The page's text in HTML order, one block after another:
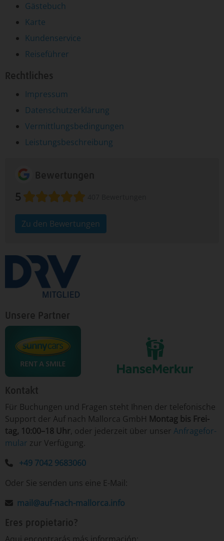
Gästebuch
Karte
Kundenservice
Reiseführer
Rechtliches
Impressum
Datenschutzerklärung
Vermittlungsbedingungen
Leistungsbeschreibung
5
Zu den Bewertungen
Unsere Partner
Kontakt
Für ­Bu­chun­gen un­d Fra­gen ­steht Ih­nen der te­le­fo­nische
Sup­port der Auf nach Mallorca GmbH Mon­tag ­bis Frei­
tag, 10:00–18 Uhr, o­der je­der­zeit ­über­ un­ser An­fra­ge­for­
mu­lar ­zur Ver­fü­gung.
+49 7042 9683060
Oder Sie senden uns eine E-Mail:
mail@auf-nach-mallorca.info
Eres propietario?